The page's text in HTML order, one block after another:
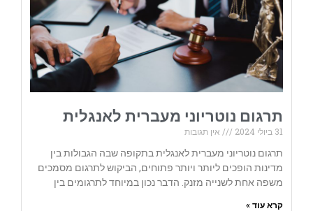
תרגום נוטריוני מעברית לאנגלית
31 ביולי 2024
אין תגובות
תרגום נוטריוני מעברית לאנגלית בתקופה שבה הגבולות בין
מדינות הופכים ליותר ויותר פתוחים, הביקוש לתרגום מסמכים
משפה אחת לשנייה מזנק. הדבר נכון במיוחד לתרגומים בין
קרא עוד »